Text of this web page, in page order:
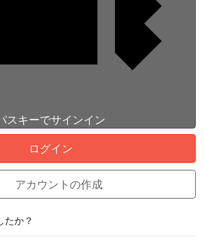
スキーでサインイン
ログイン
アカウントの作成
たか？